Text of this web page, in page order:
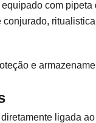
com pipeta
e
ligada